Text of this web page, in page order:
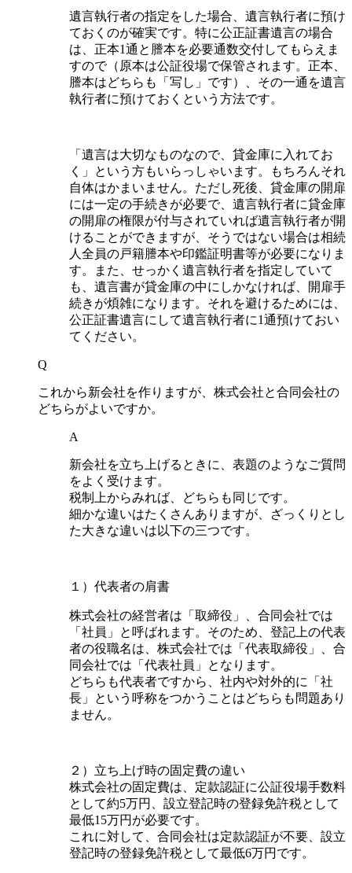
遺言執行者の指定をした場合、遺言執行者に預け
ておくのが確実です。特に公正証書遺言の場合
は、正本1通と謄本を必要通数交付してもらえま
すので（原本は公証役場で保管されます。正本、
謄本はどちらも「写し」です）、その一通を遺言
執行者に預けておくという方法です。
「遺言は大切なものなので、貸金庫に入れてお
く」という方もいらっしゃいます。もちろんそれ
自体はかまいません。ただし死後、貸金庫の開扉
には一定の手続きが必要で、遺言執行者に貸金庫
の開扉の権限が付与されていれば遺言執行者が開
けることができますが、そうではない場合は相続
人全員の戸籍謄本や印鑑証明書等が必要になりま
す。また、せっかく遺言執行者を指定していて
も、遺言書が貸金庫の中にしかなければ、開扉手
続きが煩雑になります。それを避けるためには、
公正証書遺言にして遺言執行者に1通預けておい
てください。
Q
これから新会社を作りますが、株式会社と合同会社の
どちらがよいですか。
A
新会社を立ち上げるときに、表題のようなご質問
をよく受けます。
税制上からみれば、どちらも同じです。
細かな違いはたくさんありますが、ざっくりとし
た大きな違いは以下の三つです。
１）代表者の肩書
株式会社の経営者は「取締役」、合同会社では
「社員」と呼ばれます。そのため、登記上の代表
者の役職名は、株式会社では「代表取締役」、合
同会社では「代表社員」となります。
どちらも代表者ですから、社内や対外的に「社
長」という呼称をつかうことはどちらも問題あり
ません。
２）立ち上げ時の固定費の違い
株式会社の固定費は、定款認証に公証役場手数料
として約5万円、設立登記時の登録免許税として
最低15万円が必要です。
これに対して、合同会社は定款認証が不要、設立
登記時の登録免許税として最低6万円です。